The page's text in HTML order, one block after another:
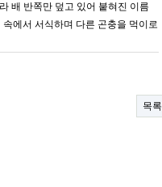
배 반쪽만 덮고 있어 붙혀진 이름
에서 서식하며 다른 곤충을 먹이로
목록